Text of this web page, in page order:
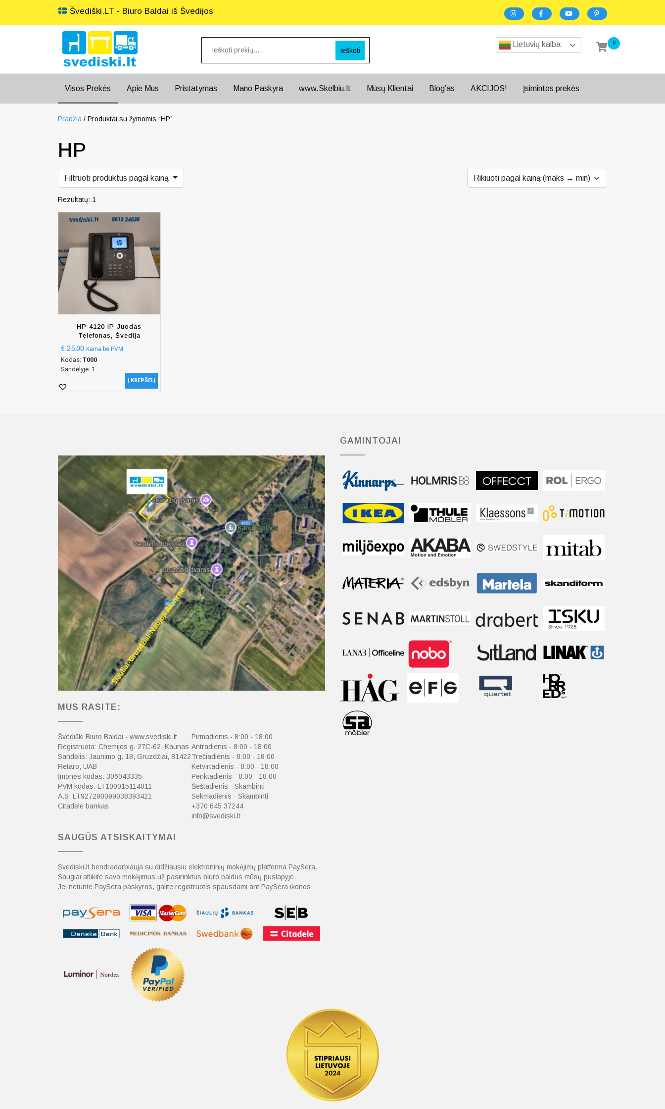
Švediški.LT - Biuro Baldai iš Švedijos
Ieškoti
Lietuvių kalba 0
Visos Prekės Apie Mus Pristatymas Mano Paskyra www.Skelbiu.lt Mūsų Klientai Blog’as AKCIJOS! Įsimintos prekės
Pradžia / Produktai su žymomis “HP”
HP
Filtruoti produktus pagal kainą
Rezultatų: 1
HP 4120 IP Juodas
Telefonas, Švedija
€ 25.00 Kaina be PVM
Kodas: T000
Sandėlyje: 1
Į KREPŠELĮ
MUS RASITE:
Švediški Biuro Baldai - www.svediski.lt
Registruota: Chemijos g. 27C-62, Kaunas
Sandėlis: Jaunimo g. 18, Gruzdžiai, 81422
Retaro, UAB
Įmonės kodas: 306043335
PVM kodas: LT100015114011
A.S. LT927290099038393421
Citadele bankas
Pirmadienis - 8:00 - 18:00
Antradienis - 8:00 - 18:00
Trečiadienis - 8:00 - 18:00
Ketvirtadienis - 8:00 - 18:00
Penktadienis - 8:00 - 18:00
Šeštadienis - Skambinti
Sekmadienis - Skambinti
+370 645 37244
info@svediski.lt
SAUGŪS ATSISKAITYMAI
Svediski.lt bendradarbiauja su didžiausiu elektroninių mokėjimų platforma PaySera.
Saugiai atlikite savo mokėjimus už pasirinktus biuro baldus mūsų puslapyje.
Jei neturite PaySera paskyros, galite registruotis spausdami ant PaySera ikonos
GAMINTOJAI